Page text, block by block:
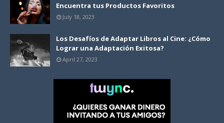
Encuentra tus Productos Favoritos
July 18, 2023
Los Desafíos de Adaptar Libros al Cine: ¿Cómo
Lograr una Adaptación Exitosa?
April 27, 2023